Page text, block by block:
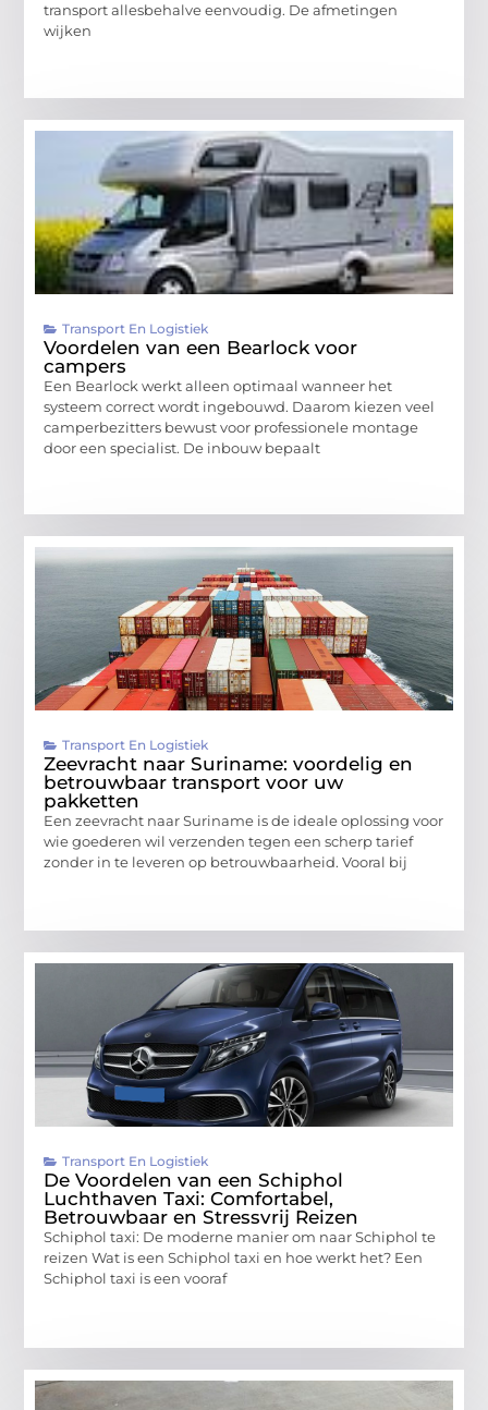
transport allesbehalve eenvoudig. De afmetingen
wijken
Transport En Logistiek
Voordelen van een Bearlock voor
campers
Een Bearlock werkt alleen optimaal wanneer het
systeem correct wordt ingebouwd. Daarom kiezen veel
camperbezitters bewust voor professionele montage
door een specialist. De inbouw bepaalt
Transport En Logistiek
Zeevracht naar Suriname: voordelig en
betrouwbaar transport voor uw
pakketten
Een zeevracht naar Suriname is de ideale oplossing voor
wie goederen wil verzenden tegen een scherp tarief
zonder in te leveren op betrouwbaarheid. Vooral bij
Transport En Logistiek
De Voordelen van een Schiphol
Luchthaven Taxi: Comfortabel,
Betrouwbaar en Stressvrij Reizen
Schiphol taxi: De moderne manier om naar Schiphol te
reizen Wat is een Schiphol taxi en hoe werkt het? Een
Schiphol taxi is een vooraf